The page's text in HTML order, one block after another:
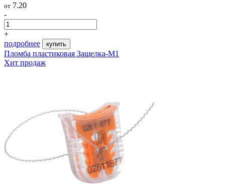
от 7.20
-
+
подробнее
купить
Пломба пластиковая Защелка-М1
Хит продаж